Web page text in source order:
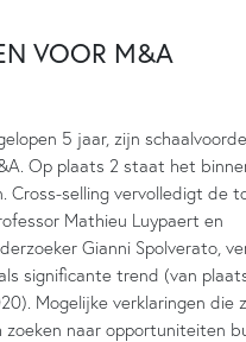
VOOR M&A
5 jaar, zijn
Op plaats 2 staat het
Cross-selling vervolledigt de
Mathieu Luypaert en
Gianni Spolverato,
significante trend (van
Mogelijke verklaringen die
zoeken naar opportuniteiten